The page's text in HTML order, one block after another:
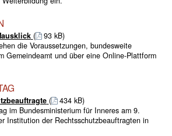
(
93 kB)
die Voraussetzungen, bundesweite
Gemeindeamt und über eine Online-Plattform
(
434 kB)
im Bundesministerium für Inneres am 9.
Institution der Rechtsschutzbeauftragten in